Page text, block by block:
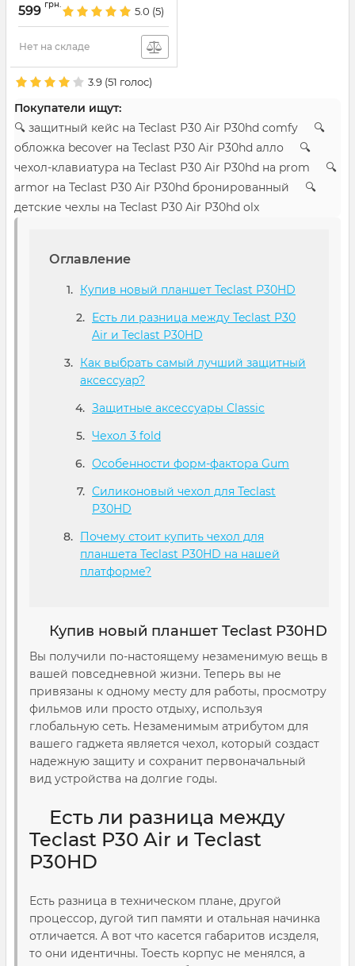
599 грн.
5.0 (5)
Нет на складе
3.9 (51 голос)
Покупатели ищут:
🔍 защитный кейс на Teclast P30 Air P30hd comfy 🔍
обложка becover на Teclast P30 Air P30hd алло 🔍
чехол-клавиатура на Teclast P30 Air P30hd на prom 🔍
armor на Teclast P30 Air P30hd бронированный 🔍
детские чехлы на Teclast P30 Air P30hd olx
Оглавление
Купив новый планшет Teclast P30HD
Есть ли разница между Teclast P30
Air и Teclast P30HD
Как выбрать самый лучший защитный
аксессуар?
Защитные аксессуары Classic
Чехол 3 fold
Особенности форм-фактора Gum
Силиконовый чехол для Teclast
P30HD
Почему стоит купить чехол для
планшета Teclast P30HD на нашей
платформе?
Купив новый планшет Teclast P30HD
Вы получили по-настоящему незаменимую вещь в
вашей повседневной жизни. Теперь вы не
привязаны к одному месту для работы, просмотру
фильмов или просто отдыху, используя
глобальную сеть. Незаменимым атрибутом для
вашего гаджета является чехол, который создаст
надежную защиту и сохранит первоначальный
вид устройства на долгие годы.
Есть ли разница между
Teclast P30 Air и Teclast
P30HD
Есть разница в техническом плане, другой
процессор, дугой тип памяти и отальная начинка
отличается. А вот что касется габаритов исзделя,
то они идентичны. Тоесть корпус не менялся, а